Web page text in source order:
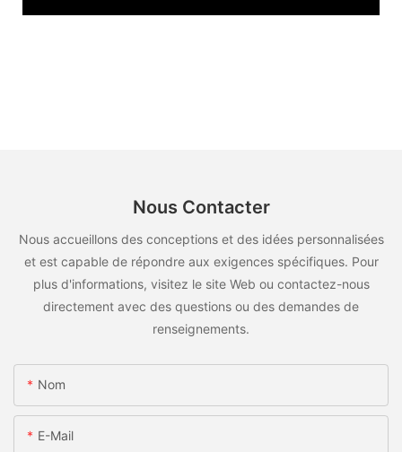
Nous Contacter
Nous accueillons des conceptions et des idées personnalisées
et est capable de répondre aux exigences spécifiques. Pour
plus d'informations, visitez le site Web ou contactez-nous
directement avec des questions ou des demandes de
renseignements.
Nom
E-Mail